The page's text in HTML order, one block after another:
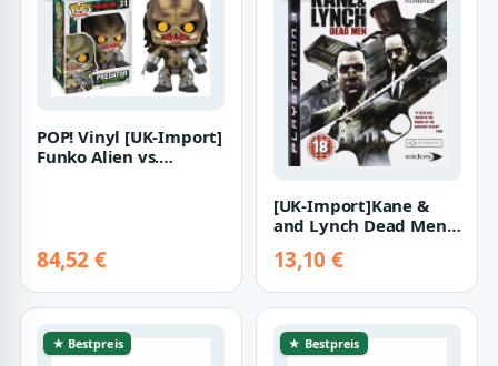
POP! Vinyl [UK-Import]
Funko Alien vs.
84,52 €
[UK-Import]Kane &
and Lynch Dead Men
13,10 €
★ Bestpreis ★ Bestpreis